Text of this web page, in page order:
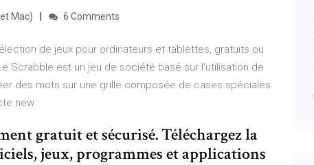
Mac) 6 Comments
de jeux pour ordinateurs et tablettes, gratuits ou
Scrabble est un jeu de société basé sur l'utilisation de
des mots sur une grille composée de cases spéciales
new
gratuit et sécurisé. Téléchargez la
jeux, programmes et applications